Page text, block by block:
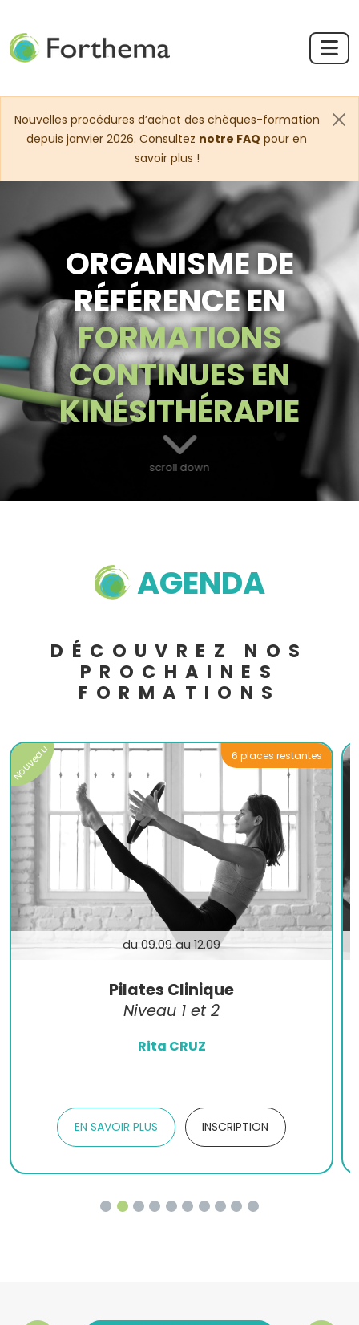
Nouvelles procédures d’achat des chèques-formation
depuis janvier 2026. Consultez notre FAQ pour en
savoir plus !
ORGANISME DE
RÉFÉRENCE EN
FORMATIONS
CONTINUES EN
KINÉSITHÉRAPIE
scroll down
AGENDA
DÉCOUVREZ NOS
PROCHAINES
FORMATIONS
Nouveau
du 09.09 au 12.09
6 places restantes
Pilates Clinique
Niveau 1 et 2
Rita CRUZ
EN SAVOIR PLUS INSCRIPTION